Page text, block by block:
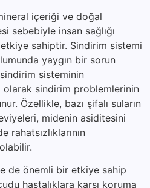
içeriği ve doğal
sebebiyle insan sağlığı
sahiptir. Sindirim sistemi
yaygın bir sorun
sisteminin
olarak sindirim problemlerinin
Özellikle, bazı şifalı suların
midenin asiditesini
de önemli bir etkiye sahip
hastalıklara karşı koruma